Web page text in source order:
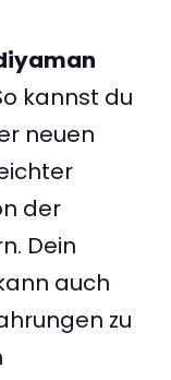
kannst du
neuen
der
Dein
auch
zu